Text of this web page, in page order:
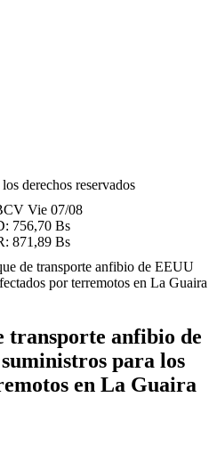
derechos reservados
Vie 07/08
756,70 Bs
871,89 Bs
de transporte anfibio de EEUU
por terremotos en La Guaira
transporte anfibio de
para los
en La Guaira